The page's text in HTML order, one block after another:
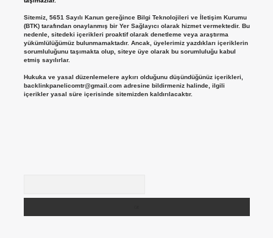
Sitemiz, 5651 Sayılı Kanun gereğince Bilgi Teknolojileri ve İletişim Kurumu
(BTK) tarafından onaylanmış bir Yer Sağlayıcı olarak hizmet vermektedir. Bu
nedenle, sitedeki içerikleri proaktif olarak denetleme veya araştırma
yükümlülüğümüz bulunmamaktadır. Ancak, üyelerimiz yazdıkları içeriklerin
sorumluluğunu taşımakta olup, siteye üye olarak bu sorumluluğu kabul
etmiş sayılırlar.
Hukuka ve yasal düzenlemelere aykırı olduğunu düşündüğünüz içerikleri,
backlinkpanelicomtr@gmail.comadresine bildirmeniz halinde, ilgili
içerikler yasal süre içerisinde sitemizden kaldırılacaktır.